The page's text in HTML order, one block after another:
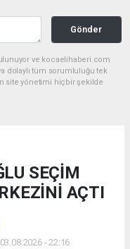
Gönder
ve kocaelihaberi.com
dolaylı tüm sorumluluğu tek
site yönetimi hiçbir şekilde
SEÇİM
AÇTI
- 22:16